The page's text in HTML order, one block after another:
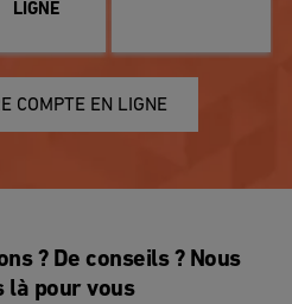
LIGNE
COMPTE EN LIGNE
? De conseils ? Nous
là pour vous